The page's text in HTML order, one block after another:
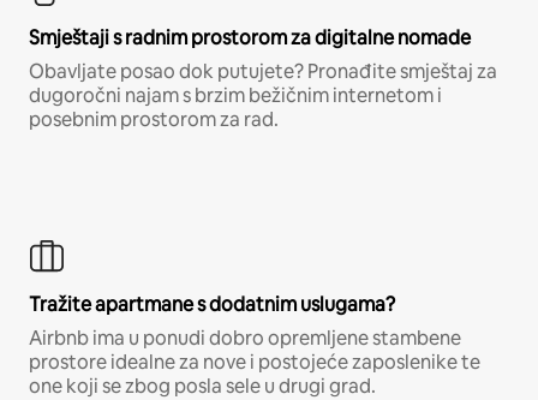
Smještaji s radnim prostorom za digitalne nomade
Obavljate posao dok putujete? Pronađite smještaj za
dugoročni najam s brzim bežičnim internetom i
posebnim prostorom za rad.
Tražite apartmane s dodatnim uslugama?
Airbnb ima u ponudi dobro opremljene stambene
prostore idealne za nove i postojeće zaposlenike te
one koji se zbog posla sele u drugi grad.